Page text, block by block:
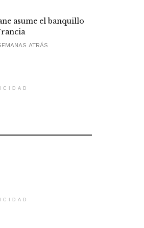
asume el banquillo
ATRÁS